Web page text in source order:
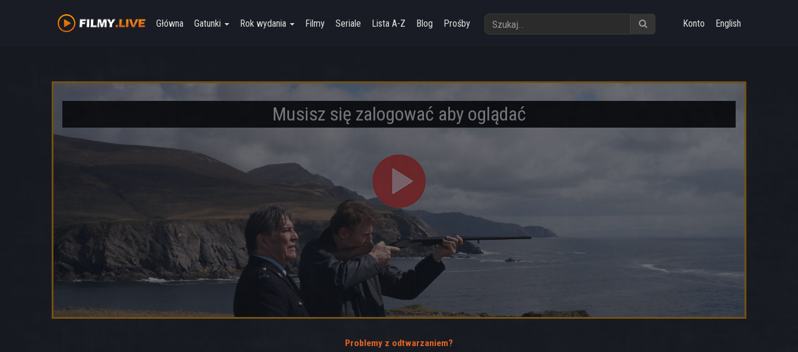
Główna Gatunki Rok wydania Filmy Seriale Lista A-Z Blog Prośby Konto English
Musisz się zalogować aby oglądać
Problemy z odtwarzaniem?